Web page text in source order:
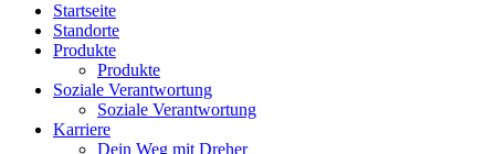
Startseite
Standorte
Produkte
Produkte
Soziale Verantwortung
Soziale Verantwortung
Karriere
Dein Weg mit Dreher